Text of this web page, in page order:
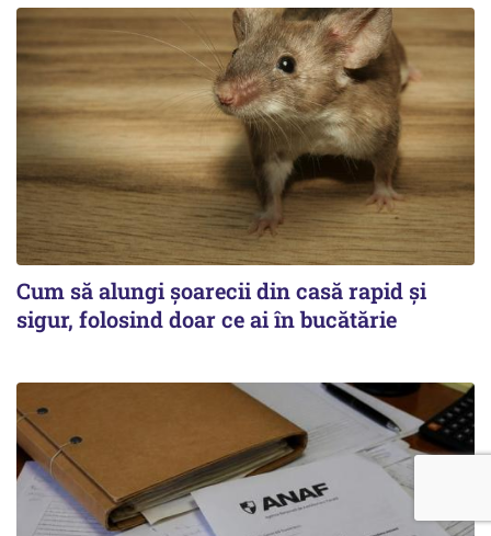
Cum să alungi șoarecii din casă rapid și
sigur, folosind doar ce ai în bucătărie